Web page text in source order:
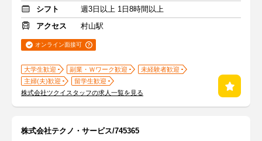
シフト
週3日以上 1日8時間以上
アクセス
村山駅
オンライン面接可
大学生歓迎 副業・Ｗワーク歓迎
未経験者歓迎
主婦(夫)歓迎
留学生歓迎
株式会社ツクイスタッフの求人一覧を見る
株式会社テクノ・サービス/745365